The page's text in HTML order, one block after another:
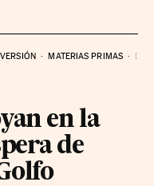
MATERIAS PRIMAS
en la
de